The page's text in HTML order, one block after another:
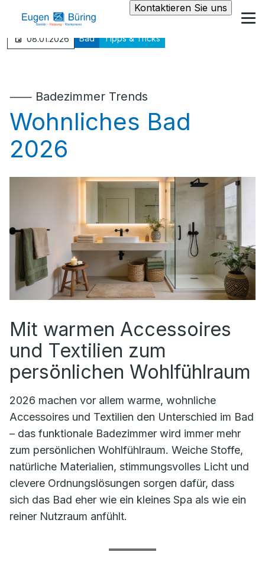
Kontaktieren Sie uns
08.01.2026 Bad Tipps & Tricks
⸺ Badezimmer Trends
Wohnliches Bad
2026
Mit warmen Accessoires
und Textilien zum
persönlichen Wohlfühlraum
2026 machen vor allem warme, wohnliche
Accessoires und Textilien den Unterschied im Bad
– das funktionale Badezimmer wird immer mehr
zum persönlichen Wohlfühlraum. Weiche Stoffe,
natürliche Materialien, stimmungsvolles Licht und
clevere Ordnungslösungen sorgen dafür, dass
sich das Bad eher wie ein kleines Spa als wie ein
reiner Nutzraum anfühlt.